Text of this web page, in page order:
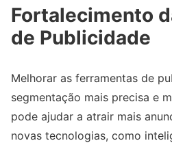
Fortalecimento
de Publicidade
Melhorar as ferramentas de
segmentação mais precisa e
pode ajudar a atrair mais
novas tecnologias, como